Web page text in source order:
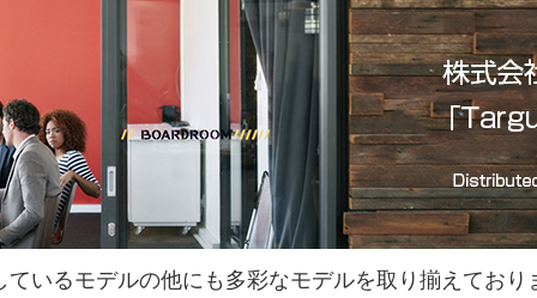
ているモデルの他にも多彩なモデルを取り揃えており